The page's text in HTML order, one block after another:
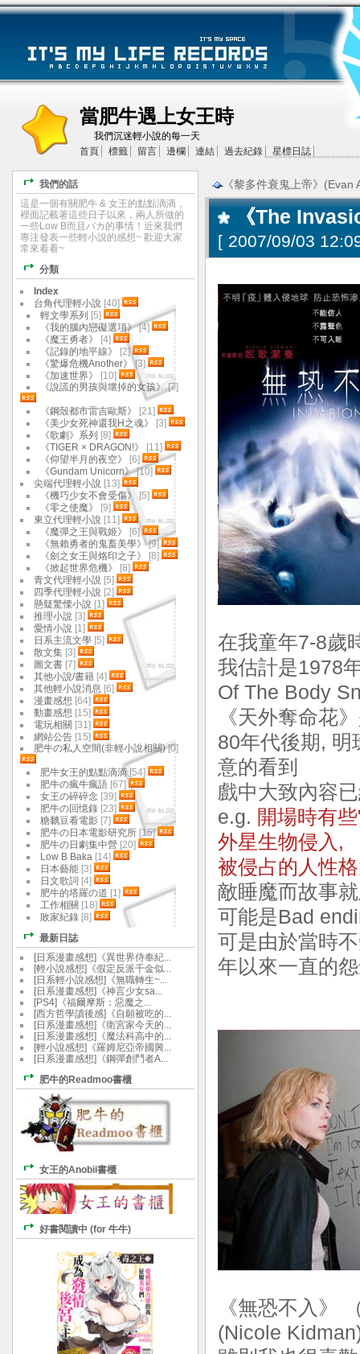
當肥牛遇上女王時
我們沉迷輕小說的每一天
首頁
標籤 留言 邊欄 連結 過去紀錄 星標日誌
《黎多件衰鬼上帝》(Evan
《The
[ 2007/09/03
在我童年7-8歲
我估計是1978
Of The Body
《天外奪命花
80年代後期, 明
意的看到
戲中大致內容
e.g. 開場時有
外星生物侵入,
被侵占的人性
敵睡魔而故事
可能是Bad
可是由於當時
年以來一直的
《無恐不入》
(Nicole
我們的話
這是一個有關肥牛 & 女王的點點滴滴，
裡面記載著這些日子以來，兩人所做的
一些Low B而且バカ的事情！近來我們
專注發表一些輕小說的感想~ 歡迎大家
常來看看~
分類
Index
台角代理輕小說 [40]
輕文學系列 [5]
《我的腦內戀礙選項》[4]
《魔王勇者》
[4]
《記錄的地平線》
[2]
《驚爆危機Another》[3]
《加速世界》
[10]
《說謊的男孩與壞掉的女孩》[7]
《鋼殼都市雷吉歐斯》
[21]
《美少女死神還我H之魂》
[3]
《歌劇》系列 [8]
《TIGER × DRAGON!》
[11]
《仰望半月的夜空》
[6]
《Gundam Unicorn》[10]
尖端代理輕小說 [13]
《機巧少女不會受傷》
[5]
《零之使魔》
[9]
東立代理輕小說 [11]
《魔彈之王與戰姬》
[6]
《無賴勇者的鬼畜美學》[9]
《劍之女王與烙印之子》
[8]
《掀起世界危機》
[8]
青文代理輕小說 [5]
四季代理輕小說 [2]
懸疑驚慄小說 [1]
推理小說 [3]
愛情小說 [1]
日系主流文學 [5]
散文集 [3]
圖文書 [7]
其他小說/書籍 [4]
其他輕小說消息 [6]
漫畫感想 [64]
動畫感想 [15]
電玩相關 [31]
網站公告 [15]
肥牛の私人空間(非輕小說相關)[0]
肥牛女王的點點滴滴[54]
肥牛の瘋牛瘋語 [67]
女王の碎碎念 [39]
肥牛の回憶錄 [23]
糖黐豆看電影 [7]
肥牛の日本電影研究所 [15]
肥牛の日劇集中營 [20]
Low B Baka [14]
日本藝能 [3]
日文歌詞 [4]
肥牛的塔羅の道 [1]
工作相關 [18]
敗家紀錄 [8]
最新日誌
[日系漫畫感想]《異世界侍奉紀...
[輕小說感想]《假定反派千金似...
[日系輕小說感想]《無職轉生~...
[日系漫畫感想]《神言少女sa...
[PS4]《福爾摩斯：惡魔之...
[西方哲學讀後感]《自願被吃的...
[日系漫畫感想]《衛宮家今天的...
[日系漫畫感想]《魔法科高中的...
[輕小說感想]《羅姆尼亞帝國興...
[日系漫畫感想]《鋼彈創鬥者A...
肥牛的Readmoo書櫃
女王的Anobii書櫃
好書閱讀中 (for 牛牛)